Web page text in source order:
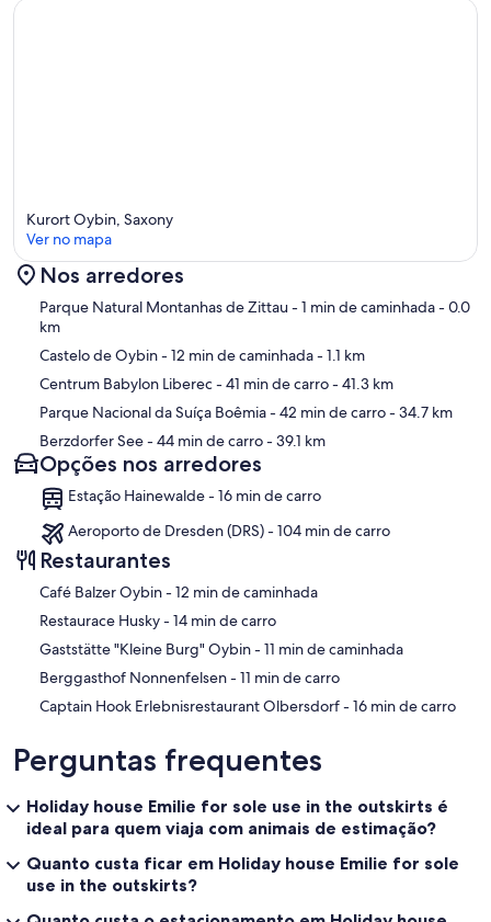
Mapa
Kurort Oybin, Saxony
Ver no mapa
Nos arredores
Parque Natural Montanhas de Zittau - 1 min de caminhada- 0.0
km
Castelo de Oybin- 12 min de caminhada- 1.1 km
Centrum Babylon Liberec- 41 min de carro- 41.3 km
Parque Nacional da Suíça Boêmia- 42 min de carro- 34.7 km
Berzdorfer See- 44 min de carro- 39.1 km
Opções nos arredores
Estação Hainewalde - 16 min de carro
Aeroporto de Dresden (DRS) - 104 min de carro
Restaurantes
‪Café Balzer Oybin - ‬12 min de caminhada
‪Restaurace Husky - ‬14 min de carro
‪Gaststätte "Kleine Burg" Oybin - ‬11 min de caminhada
‪Berggasthof Nonnenfelsen - ‬11 min de carro
‪Captain Hook Erlebnisrestaurant Olbersdorf - ‬16 min de carro
Perguntas frequentes
Holiday house Emilie for sole use in the outskirts é
ideal para quem viaja com animais de estimação?
Quanto custa ficar em Holiday house Emilie for sole
use in the outskirts?